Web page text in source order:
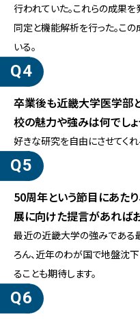
行われていた。これらの成果
同定と機能解析を行った。こ
いる。
卒業後も近畿大学医学部
校の魅力や強みは何でしょ
好きな研究を自由にさせてく
50周年という節目にあた
展に向けた提言があれば
最近の近畿大学の強みである
ろん、近年のわが国で地盤沈
ることも期待します。